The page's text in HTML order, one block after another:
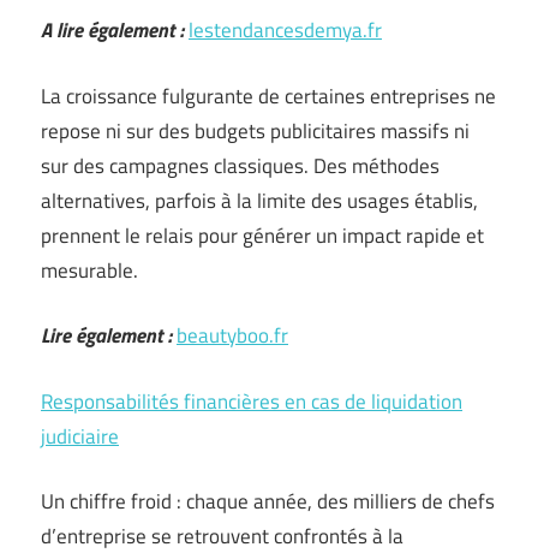
A lire également :lestendancesdemya.fr
La croissance fulgurante de certaines entreprises ne
repose ni sur des budgets publicitaires massifs ni
sur des campagnes classiques. Des méthodes
alternatives, parfois à la limite des usages établis,
prennent le relais pour générer un impact rapide et
mesurable.
Lire également :beautyboo.fr
Responsabilités financières en cas de liquidation
judiciaire
Un chiffre froid : chaque année, des milliers de chefs
d’entreprise se retrouvent confrontés à la